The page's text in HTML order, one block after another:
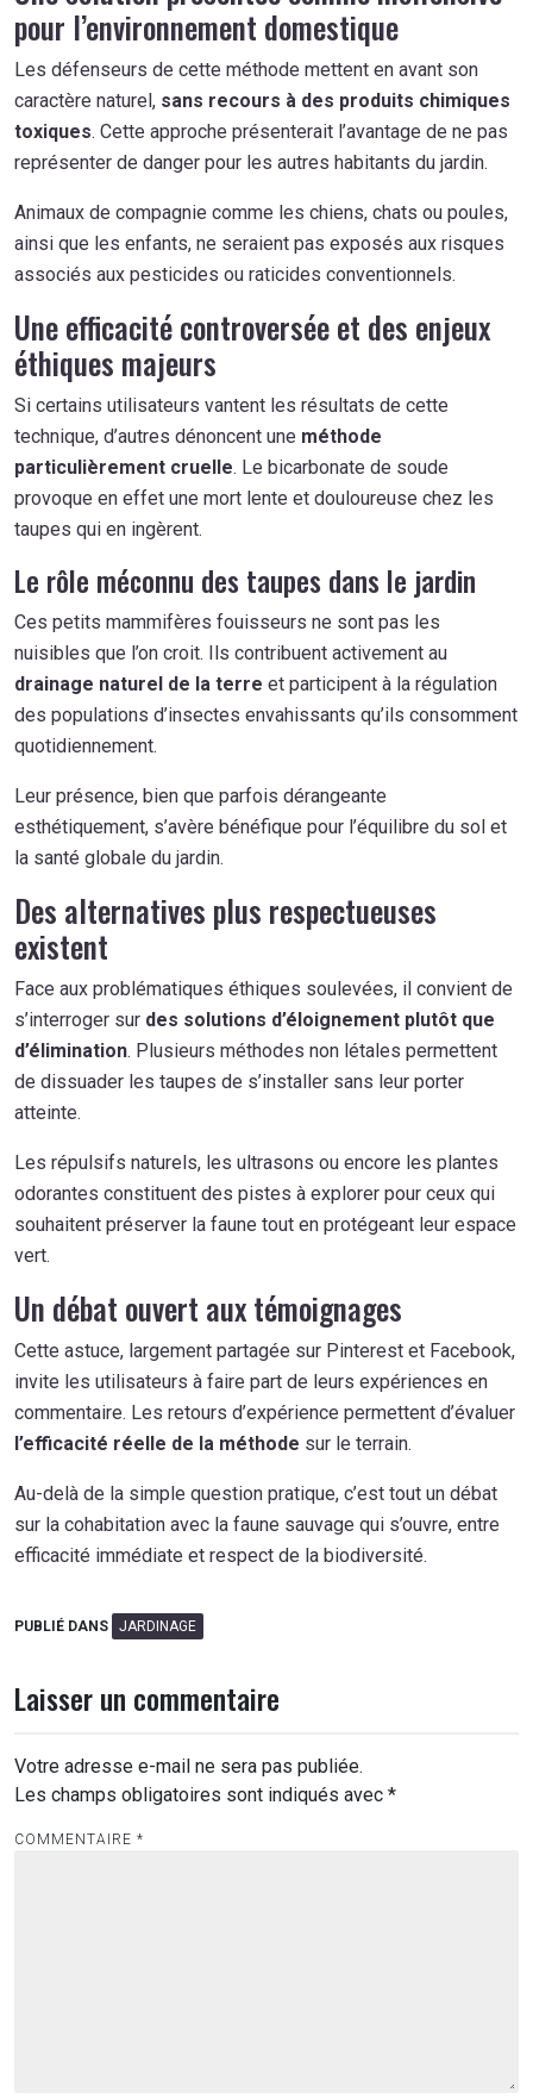
pour l’environnement domestique
Les défenseurs de cette méthode mettent en avant son
caractère naturel, sans recours à des produits chimiques
toxiques. Cette approche présenterait l’avantage de ne pas
représenter de danger pour les autres habitants du jardin.
Animaux de compagnie comme les chiens, chats ou poules,
ainsi que les enfants, ne seraient pas exposés aux risques
associés aux pesticides ou raticides conventionnels.
Une efficacité controversée et des enjeux
éthiques majeurs
Si certains utilisateurs vantent les résultats de cette
technique, d’autres dénoncent une méthode
particulièrement cruelle. Le bicarbonate de soude
provoque en effet une mort lente et douloureuse chez les
taupes qui en ingèrent.
Le rôle méconnu des taupes dans le jardin
Ces petits mammifères fouisseurs ne sont pas les
nuisibles que l’on croit. Ils contribuent activement au
drainage naturel de la terre et participent à la régulation
des populations d’insectes envahissants qu’ils consomment
quotidiennement.
Leur présence, bien que parfois dérangeante
esthétiquement, s’avère bénéfique pour l’équilibre du sol et
la santé globale du jardin.
Des alternatives plus respectueuses
existent
Face aux problématiques éthiques soulevées, il convient de
s’interroger sur des solutions d’éloignement plutôt que
d’élimination. Plusieurs méthodes non létales permettent
de dissuader les taupes de s’installer sans leur porter
atteinte.
Les répulsifs naturels, les ultrasons ou encore les plantes
odorantes constituent des pistes à explorer pour ceux qui
souhaitent préserver la faune tout en protégeant leur espace
vert.
Un débat ouvert aux témoignages
Cette astuce, largement partagée sur Pinterest et Facebook,
invite les utilisateurs à faire part de leurs expériences en
commentaire. Les retours d’expérience permettent d’évaluer
l’efficacité réelle de la méthode sur le terrain.
Au-delà de la simple question pratique, c’est tout un débat
sur la cohabitation avec la faune sauvage qui s’ouvre, entre
efficacité immédiate et respect de la biodiversité.
PUBLIÉ DANS JARDINAGE
Laisser un commentaire
Votre adresse e-mail ne sera pas publiée.
Les champs obligatoires sont indiqués avec *
COMMENTAIRE *